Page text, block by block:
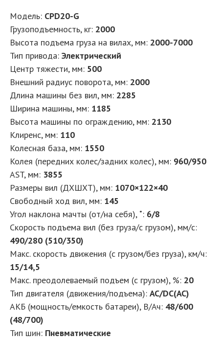
Модель: CPD20-G
Грузоподъемность, кг: 2000
Высота подъема груза на вилах, мм: 2000-7000
Тип привода: Электрический
Центр тяжести, мм: 500
Внешний радиус поворота, мм: 2000
Длина машины без вил, мм: 2285
Ширина машины, мм: 1185
Высота машины по ограждению, мм: 2130
Клиренс, мм: 110
Колесная база, мм: 1550
Колея (передних колес/задних колес), мм: 960/950
AST, мм: 3855
Размеры вил (ДXШXТ), мм: 1070×122×40
Свободный ход вил, мм: 145
Угол наклона мачты (от/на себя), ˚: 6/8
Скорость подъема вил (без груза/с грузом), мм/с:
490/280 (510/350)
Макс. скорость движения (с грузом/без груза), км/ч:
15/14,5
Макс. преодолеваемый подъем (с грузом), %: 20
Тип двигателя (движения/подъема): AC/DC(AC)
АКБ (мощность/емкость батареи), В/Ач: 48/600
(48/700)
Тип шин: Пневматические